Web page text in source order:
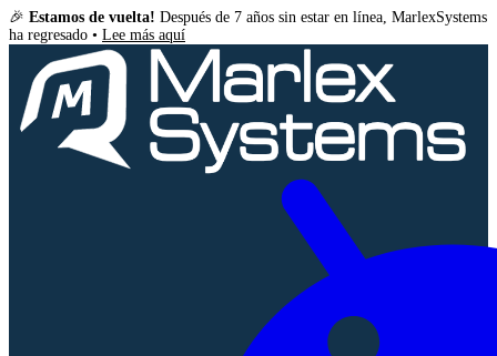
🎉 Estamos de vuelta! Después de 7 años sin estar en línea, MarlexSystems
ha regresado • Lee más aquí